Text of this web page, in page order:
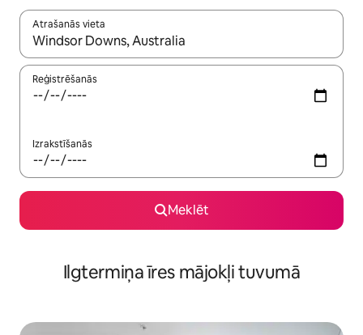
Atrašanās vieta
Kad rezultāti kļūs pieejami, izmantojiet bultiņu uz augšu un
Reģistrēšanās
Izrakstīšanās
Meklēt
Ilgtermiņa īres mājokļi tuvumā